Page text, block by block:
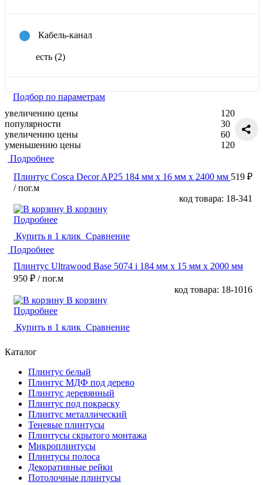
Кабель-канал
есть (2)
Подбор по параметрам
увеличению цены
популярности
увеличению цены
уменьшению цены
120
30
60
120
Подробнее
Плинтус Cosca Decor AP25 184 мм х 16 мм х 2400 мм 519 ₽
/ пог.м
код товара: 18-341
В корзину
Подробнее
Купить в 1 клик Сравнение
Подробнее
Плинтус Ultrawood Base 5074 i 184 мм х 15 мм х 2000 мм
950 ₽ / пог.м
код товара: 18-1016
В корзину
Подробнее
Купить в 1 клик Сравнение
Каталог
Плинтус белый
Плинтус МДФ под дерево
Плинтус деревянный
Плинтус под покраску
Плинтус металлический
Теневые плинтусы
Плинтусы скрытого монтажа
Микроплинтусы
Плинтусы полоса
Декоративные рейки
Потолочные плинтусы